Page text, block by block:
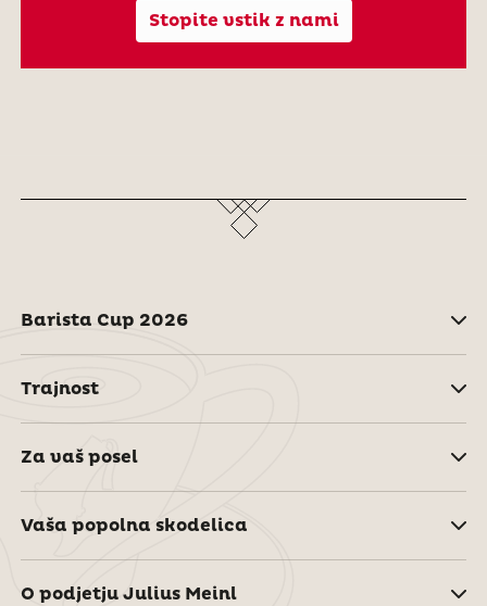
Stopite vstik z nami
Barista Cup 2026
Trajnost
Za vaš posel
Vaša popolna skodelica
O podjetju Julius Meinl